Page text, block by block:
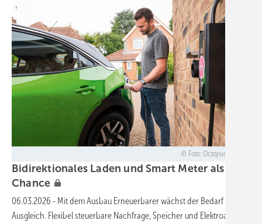
Foto: Octopus Energy
Bidirektionales Laden und Smart Meter als
Chance
06.03.2026 - Mit dem Ausbau Erneuerbarer wächst der Bedarf an
Ausgleich. Flexibel steuerbare Nachfrage, Speicher und Elektroautos